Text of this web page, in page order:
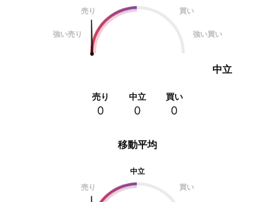
売り
買い
強い売り 強い買い
中立
売り
0
中立
0
買い
0
移動平均
中立
売り
買い